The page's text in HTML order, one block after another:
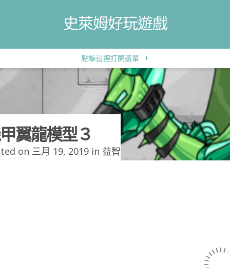
史萊姆好玩遊戲
點擊這裡打開選單 +
翼龍模型３
on 三月 19, 2019 in 益智